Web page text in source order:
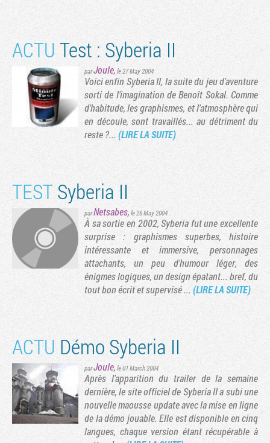
ACTU Test : Syberia II
parJoule, le 27 May 2004
Voici enfin Syberia II, la suite du jeu d'aventure
sorti de l'imagination de Benoît Sokal. Comme
d'habitude, les graphismes, et l'atmosphère qui
en découle, sont travaillés... au détriment du
reste ?...(LIRE LA SUITE)
TESTSyberia II
parNetsabes, le 26 May 2004
À sa sortie en 2002, Syberia fut une excellente
surprise : graphismes superbes, histoire
intéressante et immersive, personnages
attachants, un peu d'humour léger, des
énigmes logiques, un design épatant... bref, du
tout bon écrit et supervisé ... (LIRE LA SUITE)
ACTU Démo Syberia II
parJoule, le 01 March 2004
Après l'apparition du trailer de la semaine
dernière, le site officiel de Syberia II a subi une
nouvelle maousse update avec la mise en ligne
de la démo jouable. Elle est disponible en cinq
langues, chaque version étant récupérable à
suivante